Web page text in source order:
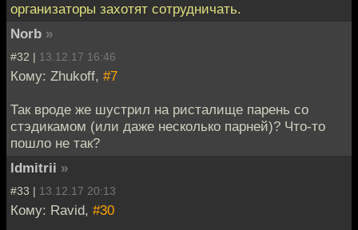
организаторы захотят сотрудничать.
Norb »
#32 | 13.12.17 16:46
Кому: Zhukoff, #7
Так вроде же шустрил на ристалище парень со
стэдикамом (или даже несколько парней)? Что-то
пошло не так?
ldmitrii »
#33 | 13.12.17 20:13
Кому: Ravid, #30